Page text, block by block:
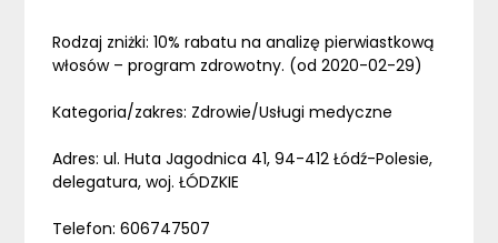
Rodzaj zniżki: 10% rabatu na analizę pierwiastkową
włosów – program zdrowotny. (od 2020-02-29)
Kategoria/zakres: Zdrowie/Usługi medyczne
Adres: ul. Huta Jagodnica 41, 94-412 Łódź-Polesie,
delegatura, woj. ŁÓDZKIE
Telefon: 606747507